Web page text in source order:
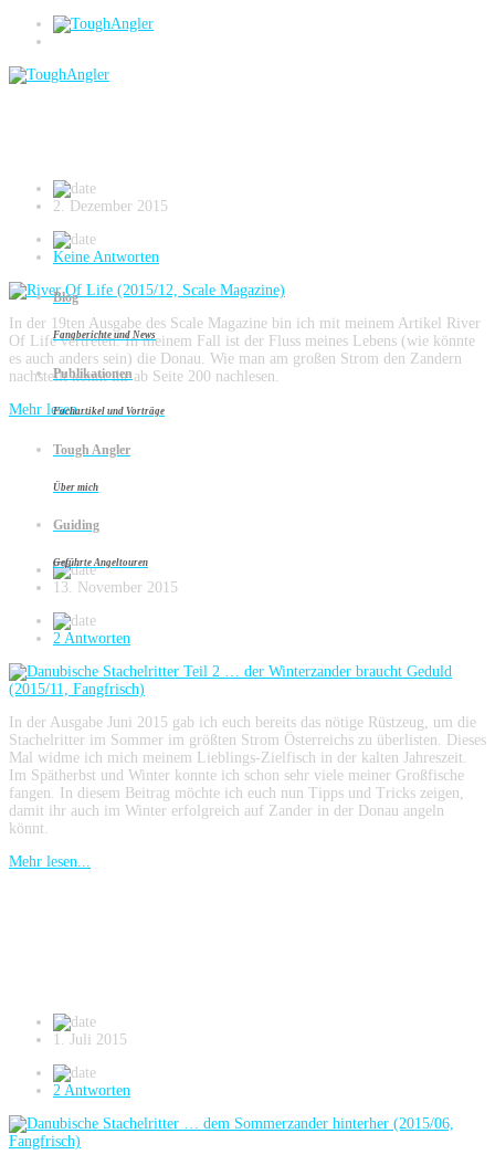
Blog
Fangberichte und News
Publikationen
Fachartikel und Vorträge
Tough Angler
Über mich
Guiding
Geführte Angeltouren
Zander
2. Dezember 2015
Keine Antworten
In der 19ten Ausgabe des Scale Magazine bin ich mit meinem Artikel River
Of Life vertreten. In meinem Fall ist der Fluss meines Lebens (wie könnte
es auch anders sein) die Donau. Wie man am großen Strom den Zandern
nachstellt könnt ihr ab Seite 200 nachlesen.
Mehr lesen...
Danubische Stachelritter Teil 2 … der
Winterzander braucht Geduld (2015/11,
Fangfrisch)
13. November 2015
2 Antworten
In der Ausgabe Juni 2015 gab ich euch bereits das nötige Rüstzeug, um die
Stachelritter im Sommer im größten Strom Österreichs zu überlisten. Dieses
Mal widme ich mich meinem Lieblings-Zielfisch in der kalten Jahreszeit.
Im Spätherbst und Winter konnte ich schon sehr viele meiner Großfische
fangen. In diesem Beitrag möchte ich euch nun Tipps und Tricks zeigen,
damit ihr auch im Winter erfolgreich auf Zander in der Donau angeln
könnt.
Mehr lesen...
1. Juli 2015
2 Antworten